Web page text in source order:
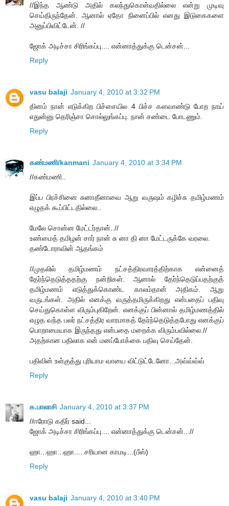
//இந்த ஆண்டு அதில் கலந்துகொள்வதில்லை என்று முடிவு
செய்திருந்தேன். ஆனால் ஏதோ நினைப்பில் எனது இடுகைகளை
அனுப்பிவிட்டேன். //
ஜோக் அடிச்சா சிரிங்கப்பு.... என்னாத்துக்கு டென்சன்...
Reply
vasu balaji January 4, 2010 at 3:32 PM
தினம் நான் எடுக்கிற பிச்சையில 4 பிச்ச களவாண்டு போற நாய்
எதுன்னு தெரிஞ்சா சொல்லுங்கப்பு. நான் சண்டை போடணும்.
Reply
கண்மணி/kanmani January 4, 2010 at 3:34 PM
//கண்மணி..
இப்ப பிரச்சினை சுனாதீனாவை ஆறு வருஷம் கழிச்சு தமிழ்மணம்
எழுதக் கூப்பிட்டதில்லை..
மேலே சொன்ன மேட்டர்தான்..//
உண்மைத் தமிழன் சார் நான் சு னா தி னா மேட்டருக்கே வரலை.
தண்டோராவின் ஆதங்கம்
//முதலில் தமிழ்மணம் நட்சத்திரவாரத்திற்காக என்னைத்
தேர்ந்தெடுத்ததற்கு நன்றிகள். ஆனால் தேர்ந்தெடுப்பதற்குத்
தமிழ்மணம் எடுத்துக்கொண்ட காலம்தான் அதிகம். ஆறு
வருடங்கள். அதில் எனக்கு வருத்தமிருக்கிறது என்பதைப் பதிவு
செய்துகொள்ள விரும்புகிறேன். எனக்குப் பின்னால் தமிழ்மணத்தில்
எழுத வந்த பலர் நட்சத்திர வாரமாகத் தேர்ந்தெடுத்தபோது எனக்குப்
பொறாமையாக இருந்தது என்பதை மறைக்க விரும்பவில்லை.//
அதற்கான பதிலாக என் மனப்போக்கை பதிவு செய்தேன்.
பதிவின் உள்குத்து புரியாம வாயை விட்டுட்டேனோ...அவ்வ்வ்வ்
Reply
க.பாலாசி January 4, 2010 at 3:37 PM
//ஈரோடு கதிர் said...
ஜோக் அடிச்சா சிரிங்கப்பு.... என்னாத்துக்கு டென்சன்...//
ஹா...ஹா...ஹா.... சரியான காமடி...(பீஸ்)
Reply
vasu balaji January 4, 2010 at 3:40 PM